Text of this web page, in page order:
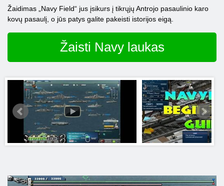
Žaidimas „Navy Field“ jus įsikurs į tikrųjų Antrojo pasaulinio karo
kovų pasaulį, o jūs patys galite pakeisti istorijos eigą.
Žaisti Navy laukas